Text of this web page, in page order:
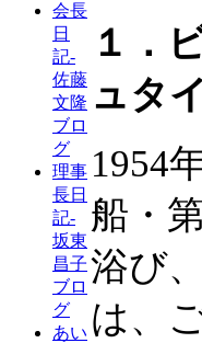
会長
日
記-
佐藤
文隆
ブロ
グ
理事
長日
記-
坂東
昌子
ブロ
グ
あい
１．
ュタ
1954
船・
浴び
は、